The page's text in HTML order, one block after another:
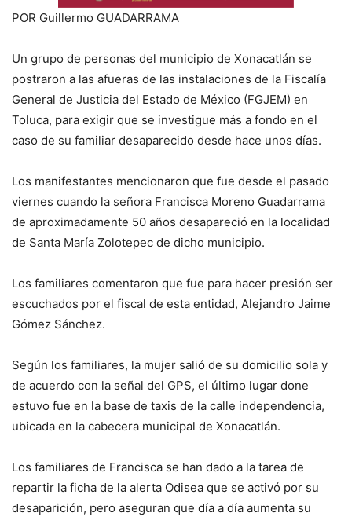
POR Guillermo GUADARRAMA
Un grupo de personas del municipio de Xonacatlán se
postraron a las afueras de las instalaciones de la Fiscalía
General de Justicia del Estado de México (FGJEM) en
Toluca, para exigir que se investigue más a fondo en el
caso de su familiar desaparecido desde hace unos días.
Los manifestantes mencionaron que fue desde el pasado
viernes cuando la señora Francisca Moreno Guadarrama
de aproximadamente 50 años desapareció en la localidad
de Santa María Zolotepec de dicho municipio.
Los familiares comentaron que fue para hacer presión ser
escuchados por el fiscal de esta entidad, Alejandro Jaime
Gómez Sánchez.
Según los familiares, la mujer salió de su domicilio sola y
de acuerdo con la señal del GPS, el último lugar done
estuvo fue en la base de taxis de la calle independencia,
ubicada en la cabecera municipal de Xonacatlán.
Los familiares de Francisca se han dado a la tarea de
repartir la ficha de la alerta Odisea que se activó por su
desaparición, pero aseguran que día a día aumenta su